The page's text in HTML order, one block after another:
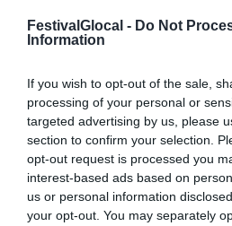
FestivalGlocal - Do Not
Information
If you wish to opt-out of the sale,
processing of your personal or
targeted advertising by us, please
section to confirm your selection.
opt-out request is processed you
interest-based ads based on
us or personal information
your opt-out. You may separately